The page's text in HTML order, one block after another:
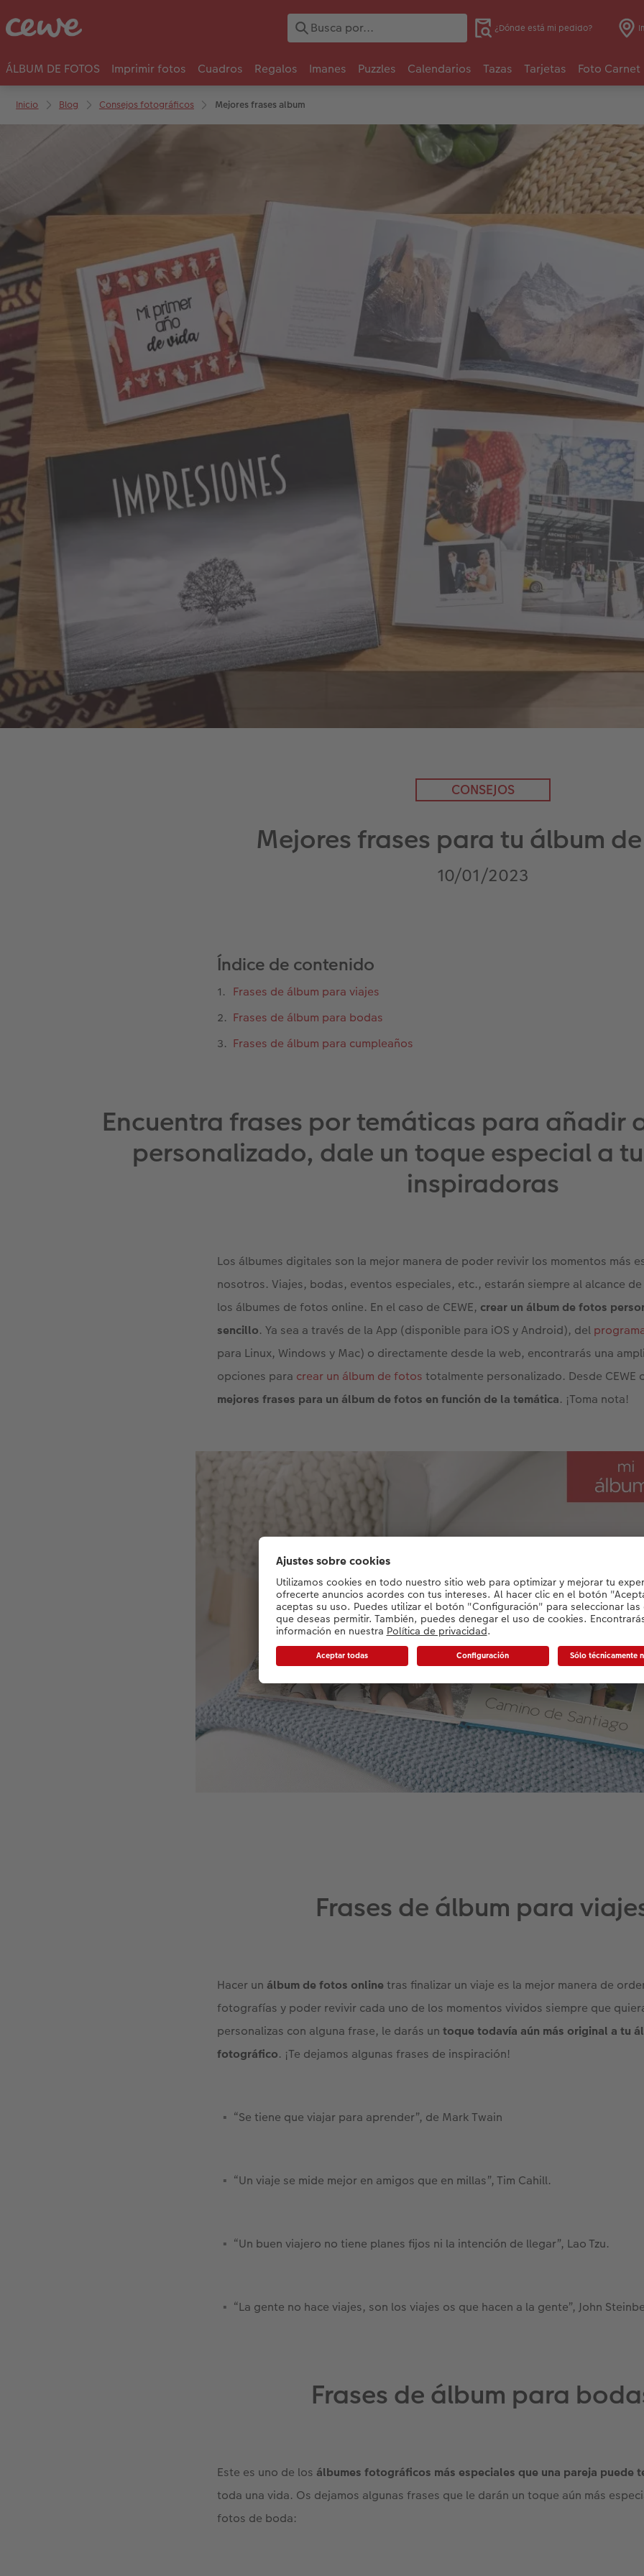
¿Dónde está mi pedido?
ÁLBUM DE FOTOS Imprimir fotos Cuadros Regalos Imanes Puzzles Calendarios Tazas Tarjetas Foto Carnet
Inicio Blog Consejos fotográficos Mejores frases album
CONSEJOS
Mejores frases para tu álbum
10/01/2023
Índice de contenido
Frases de álbum para viajes
Frases de álbum para bodas
Frases de álbum para cumpleaños
Encuentra frases por temáticas para añadir
personalizado, dale un toque especial a
inspiradoras
Los álbumes digitales son la mejor manera de poder revivir los momentos más
nosotros. Viajes, bodas, eventos especiales, etc., estarán siempre al alcance
los álbumes de fotos online. En el caso de CEWE, crear un álbum de fotos
sencillo. Ya sea a través de la App (disponible para iOS y Android), del
para Linux, Windows y Mac) o directamente desde la web, encontrarás una
opciones para crear un álbum de fotos totalmente personalizado. Desde
mejores frases para un álbum de fotos en función de la temática. ¡Toma nota!
Frases de álbum para
Hacer unálbum de fotos onlinetras finalizar un viaje es la mejor manera de
fotografías y poder revivir cada uno de los momentos vividos siempre que
personalizas con alguna frase, le darás untoque todavía aún más original a tu
fotográfico. ¡Te dejamos algunas frases de inspiración!
“Se tiene que viajar para aprender”, de Mark Twain
“Un viaje se mide mejor en amigos que en millas”, Tim Cahill.
“Un buen viajero no tiene planes fijos ni la intención de llegar”, Lao Tzu.
“La gente no hace viajes, son los viajes os que hacen a la gente”, John
Frases de álbum para
Este es uno de losálbumes fotográficos más especiales que una pareja puede
toda una vida. Os dejamos algunas frases que le darán un toque aún más
fotos de boda: